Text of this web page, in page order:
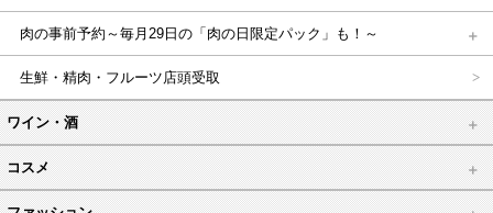
肉の事前予約～毎月29日の「肉の日限定パック」も！～
生鮮・精肉・フルーツ店頭受取
ワイン・酒
コスメ